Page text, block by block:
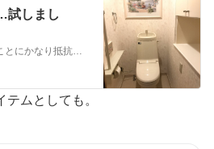
試しまし
非常用トイレを平時に試すことにかなり抵抗があったものの…いきなり本番来て…失敗は絶対許されないと急に不安に襲われ試してみることにしました。スマートイレ 男女兼…
ムとしても。